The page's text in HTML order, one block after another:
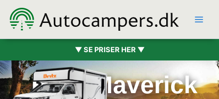
rett
innholdet
▼ SE PRISER HER ▼
Britz Maverick